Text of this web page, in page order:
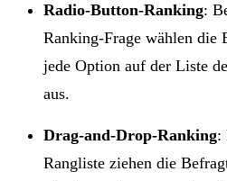
Radio-Button-Ranking:
Ranking-Frage wählen die
jede Option auf der Liste
aus.
Drag-and-Drop-Ranking:
Rangliste ziehen die